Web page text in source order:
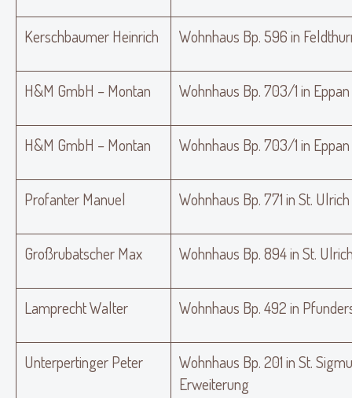
Kerschbaumer Heinrich Wohnhaus Bp. 596 in
H&M GmbH – Montan Wohnhaus Bp. 703/1 in
H&M GmbH – Montan Wohnhaus Bp. 703/1 in
Profanter Manuel Wohnhaus Bp. 771 in St.
Großrubatscher Max Wohnhaus Bp. 894 in St.
Lamprecht Walter Wohnhaus Bp. 492 in
Unterpertinger Peter
Wohnhaus Bp. 201 in St.
Erweiterung